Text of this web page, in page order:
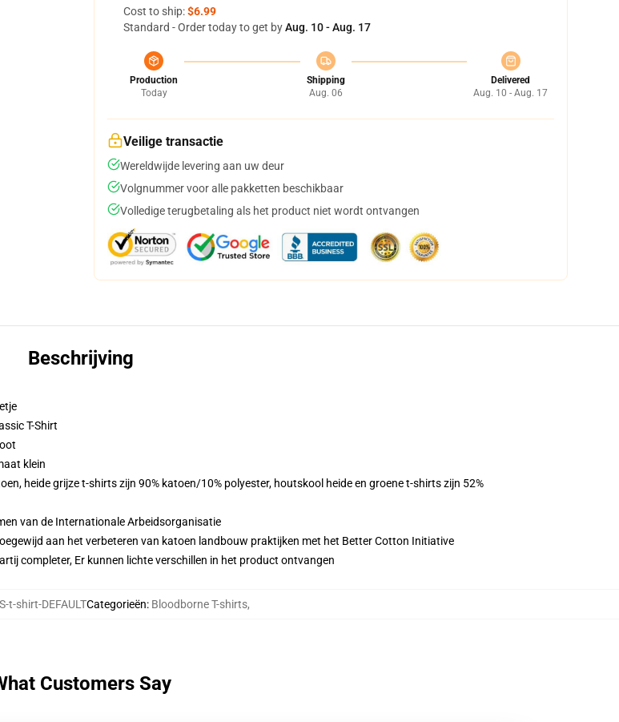
Cost to ship:$6.99
Standard - Order today to get byAug. 10 - Aug. 17
Production
Today
Shipping
Aug. 06
Delivered
Aug. 10 - Aug. 17
Veilige transactie
Wereldwijde levering aan uw deur
Volgnummer voor alle pakketten beschikbaar
Volledige terugbetaling als het product niet wordt ontvangen
Beschrijving
T-Shirt
klein
heide grijze t-shirts zijn 90% katoen/10% polyester, houtskool heide en groene t-shirts zijn 52%
van de Internationale Arbeidsorganisatie
aan het verbeteren van katoen landbouw praktijken met het Better Cotton Initiative
completer, Er kunnen lichte verschillen in het product ontvangen
t-shirt-DEFAULTCategorieën: Bloodborne T-shirts,
Customers Say